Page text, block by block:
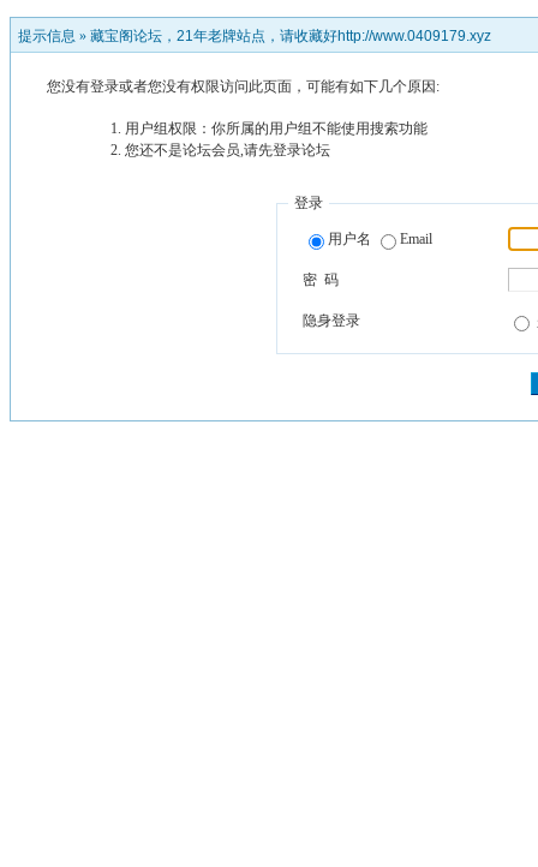
提示信息 » 藏宝阁论坛，21年老牌站点，请收藏好http://www.0409179.xyz
您没有登录或者您没有权限访问此页面，可能有如下几个原因:
用户组权限：你所属的用户组不能使用搜索功能
您还不是论坛会员,请先登录论坛
登录
用户名 Email
密 码
隐身登录